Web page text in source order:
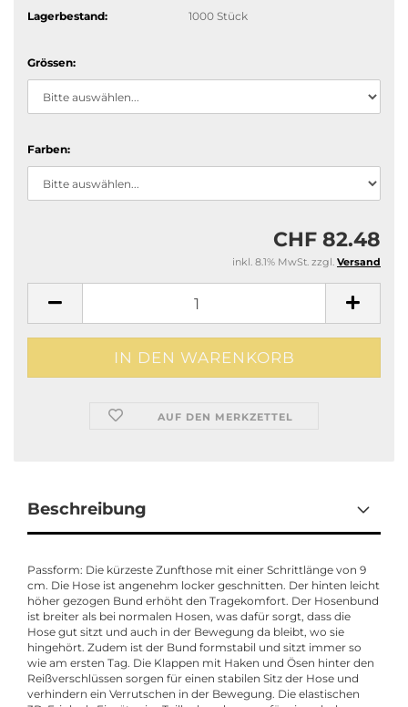
Lagerbestand:
1000 Stück
Grössen:
Farben:
CHF 82.48
inkl. 8.1% MwSt. zzgl. Versand
AUF DEN MERKZETTEL
Beschreibung
Passform: Die kürzeste Zunfthose mit einer Schrittlänge von 9
cm. Die Hose ist angenehm locker geschnitten. Der hinten leicht
höher gezogen Bund erhöht den Tragekomfort. Der Hosenbund
ist breiter als bei normalen Hosen, was dafür sorgt, dass die
Hose gut sitzt und auch in der Bewegung da bleibt, wo sie
hingehört. Zudem ist der Bund formstabil und sitzt immer so
wie am ersten Tag. Die Klappen mit Haken und Ösen hinter den
Reißverschlüssen sorgen für einen stabilen Sitz der Hose und
verhindern ein Verrutschen in der Bewegung. Die elastischen